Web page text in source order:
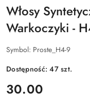
Włosy
Warkoczyki -
Symbol: Proste_H4-9
Dostępność:47szt.
cena:
30.00